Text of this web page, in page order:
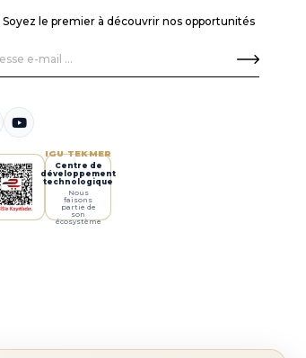
le premier à découvrir nos opportunités
IGU TEKMER
Centre de
développement
technologique
Nous
faisons
partie de
son
écosystème
autorisée est interdite.